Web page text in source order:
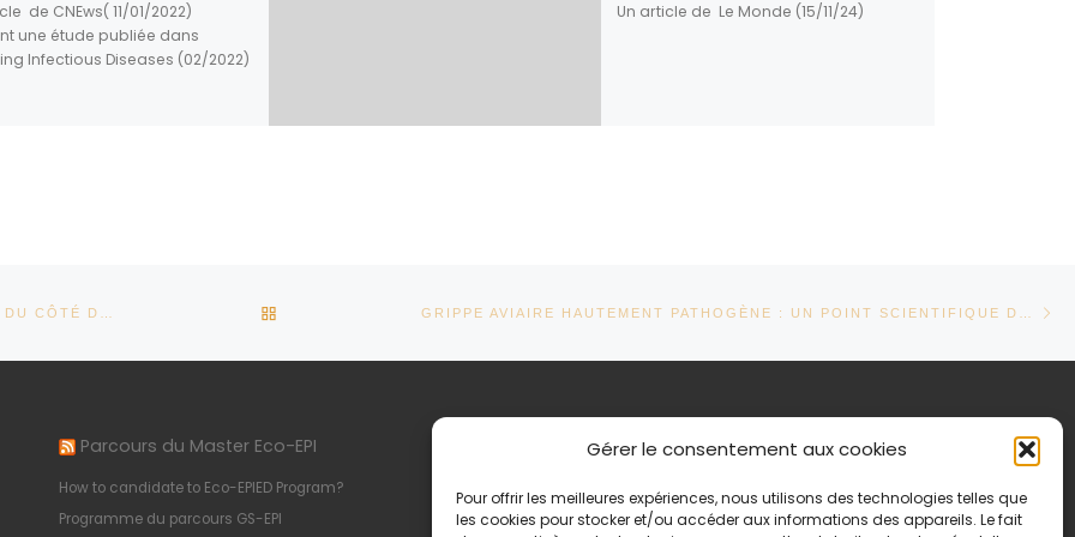
Gérer le consentement aux cookies
Pour offrir les meilleures expériences, nous utilisons des technologies telles que
les cookies pour stocker et/ou accéder aux informations des appareils. Le fait
de CNEws( 11/01/2022)
une étude publiée dans
Infectious Diseases (02/2022)
Un article de Le Monde (15/11/24)
RETOUR À LA LISTE DES ARTICLES
Parcours du Master Eco-EPI
How to candidate to Eco-EPIED Program?
Programme du parcours GS-EPI
Informations légales
Politique de confidentialité
Mentions légales